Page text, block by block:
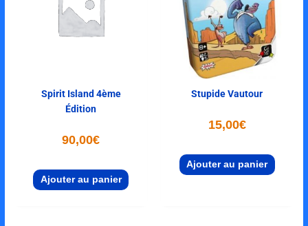
Spirit Island 4ème
Édition
90,00€
Ajouter au panier
Stupide Vautour
15,00€
Ajouter au panier